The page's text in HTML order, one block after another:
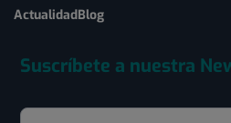
ActualidadBlog
Suscríbete a nuestra